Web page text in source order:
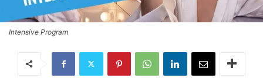
Intensive Program